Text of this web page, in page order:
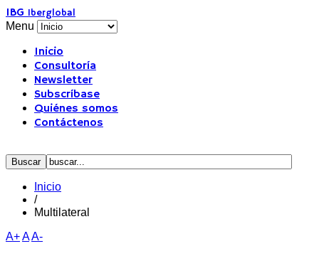
IBG Iberglobal
Menu
Inicio
Consultoría
Newsletter
Subscríbase
Quiénes somos
Contáctenos
Inicio
/
Multilateral
A+AA-